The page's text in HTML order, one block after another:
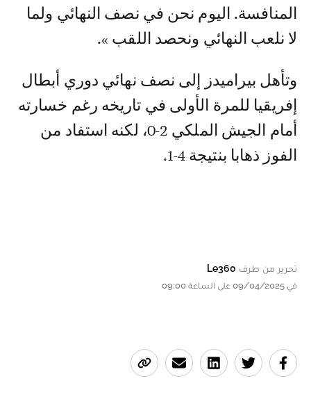
المنافسة. اليوم نحن في نصف النهائي ولما
لا نلعب النهائي ونحصد اللقب ».
وتأهل بيراميدز إلى نصف نهائي دوري أبطال
إفريقيا للمرة الأولى في تاريخه رغم خسارته
أمام الجيش الملكي 2-0، لكنه استفاد من
الفوز ذهابا بنتيجة 4-1.
تحرير من طرف Le360
في 09/04/2025 على الساعة 09:00